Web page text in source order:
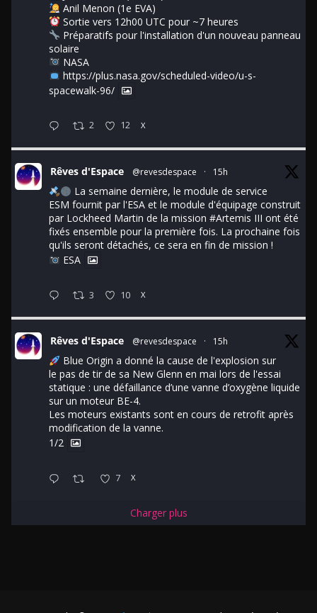
Anil Menon (1e EVA)
Sortie vers 12h00 UTC pour ~7 heures
Préparatifs pour l'installation d'un nouveau panneau
solaire
NASA
https://plus.nasa.gov/scheduled-video/u-s-
spacewalk-96/
2 12 X
Rêves d'Espace @revesdespace · 15h
La semaine dernière, le module de service
ESM fournit par l'ESA et le module d'équipage construit
par Lockheed Martin de la mission #Artemis III ont été
fixés ensemble pour la première fois. La prochaine fois
qu'ils seront détachés, ce sera en fin de mission !
ESA
3 10 X
Rêves d'Espace @revesdespace · 15h
Blue Origin a donné la cause de l'explosion sur
le pas de tir de sa New Glenn en mai lors de l'essai
statique : une défaillance d’une vanne d’oxygène liquide
sur un moteur BE-4.
Les moteurs existants sont en cours de retrofit après
modification de la vanne.
1/2
7 X
Charger plus